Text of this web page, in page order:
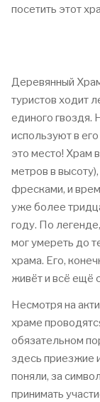
посетить этот
Деревянный
туристов ходит
единого гвоздя.
используют в
это место! Храм
метров в
фресками, и
уже более
году. По
мог умереть до
храма. Его,
живёт и всё ещё
Несмотря на
храме
обязательном
здесь приезжие
поняли, за
принимать